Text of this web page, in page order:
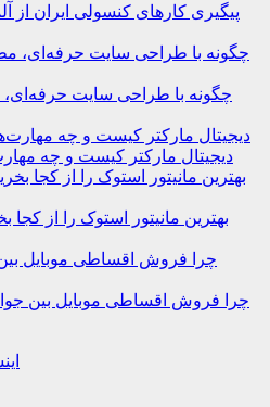
پیگیری کارهای کنسولی ایران از
چگونه با طراحی سایت حرفه‌ای،
دیجیتال مارکتر کیست و چه
بهترین مانیتور استوک را از
چرا فروش اقساطی موبایل بین